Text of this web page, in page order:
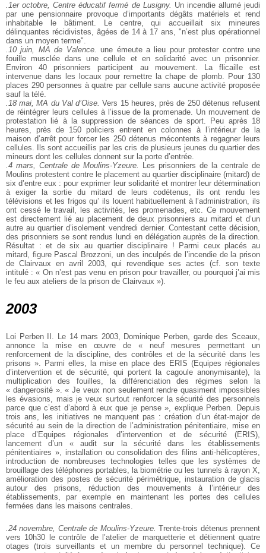
.1er octobre, Centre éducatif fermé de Lusigny. Un incendie allumé jeudi
par une pensionnaire provoque d’importants dégâts matériels et rend
inhabitable le bâtiment. Le centre, qui accueillait six mineures
délinquantes récidivistes, âgées de 14 à 17 ans, "n’est plus opérationnel
dans un moyen terme".
.10 juin, MA de Valence. une émeute a lieu pour protester contre une
fouille musclée dans une cellule et en solidarité avec un prisonnier.
Environ 40 prisonniers participent au mouvement. La flicaille est
intervenue dans les locaux pour remettre la chape de plomb. Pour 130
places 290 personnes à quatre par cellule sans aucune activité proposée
sauf la télé.
.18 mai, MA du Val d’Oise. Vers 15 heures, près de 250 détenus refusent
de réintégrer leurs cellules à l’issue de la promenade. Un mouvement de
protestation lié à la suppression de séances de sport. Peu après 18
heures, près de 150 policiers entrent en colonnes à l’intérieur de la
maison d’arrêt pour forcer les 250 détenus mécontents à regagner leurs
cellules. Ils sont accueillis par les cris de plusieurs jeunes du quartier des
mineurs dont les cellules donnent sur la porte d’entrée.
.4 mars, Centrale de Moulins-Yzeure.
Les prisonniers de la centrale de
Moulins protestent contre le placement au quartier disciplinaire (mitard) de
six d’entre eux : pour exprimer leur solidarité et montrer leur détermination
à exiger la sortie du mitard de leurs codétenus, ils ont rendu les
télévisions et les frigos qu’ ils louent habituellement à l’administration, ils
ont cessé le travail, les activités, les promenades, etc. Ce mouvement
est directement lié au placement de deux prisonniers au mitard et d’un
autre au quartier d’isolement vendredi dernier. Contestant cette décision,
des prisonniers se sont rendus lundi en délégation auprès de la direction.
Résultat : et de six au quartier disciplinaire ! Parmi ceux placés au
mitard, figure Pascal Brozzoni, un des inculpés de l’incendie de la prison
de Clairvaux en avril 2003, qui revendique ses actes (cf. son texte
intitulé : « On n’est pas venu en prison pour travailler, ou pourquoi j’ai mis
le feu aux ateliers de la prison de Clairvaux »).
2003
Loi Perben II. Le 14 mars 2003, Dominique Perben, garde des Sceaux,
annonce la mise en œuvre de « neuf mesures permettant un
renforcement de la discipline, des contrôles et de la sécurité dans les
prisons ». Parmi elles, la mise en place des ERIS (Equipes régionales
d’intervention et de sécurité, qui portent la cagoule anonymisante), la
multiplication des fouilles, la différenciation des régimes selon la
« dangerosité ». « Je veux non seulement rendre quasiment impossibles
les évasions, mais je veux surtout renforcer la sécurité des personnels
parce que c’est d’abord à eux que je pense », explique Perben. Depuis
trois ans, les initiatives ne manquent pas : création d’un état-major de
sécurité au sein de la direction de l’administration pénitentiaire, mise en
place d’Equipes régionales d’intervention et de sécurité (ERIS),
lancement d’un « audit sur la sécurité dans les établissements
pénitentiaires », installation ou consolidation des filins anti-hélicoptères,
introduction de nombreuses technologies telles que les systèmes de
brouillage des téléphones portables, la biométrie ou les tunnels à rayon X,
amélioration des postes de sécurité périmétrique, instauration de glacis
autour des prisons, réduction des mouvements à l’intérieur des
établissements, par exemple en maintenant les portes des cellules
fermées dans les maisons centrales.
.24 novembre, Centrale de Moulins-Yzeure. Trente-trois détenus prennent
vers 10h30 le contrôle de l’atelier de marquetterie et détiennent quatre
otages (trois surveillants et un membre du personnel technique). Ce